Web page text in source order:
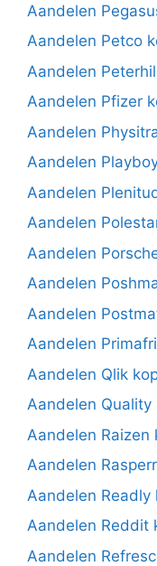
Aandelen
Aandelen Petco
Aandelen
Aandelen Pfizer
Aandelen
Aandelen
Aandelen
Aandelen
Aandelen
Aandelen
Aandelen
Aandelen
Aandelen Qlik
Aandelen Quality
Aandelen Raizen
Aandelen
Aandelen Readly
Aandelen Reddit
Aandelen